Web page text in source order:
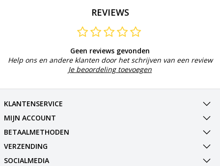
REVIEWS
Geen reviews gevonden
Help ons en andere klanten door het schrijven van een review
Je beoordeling toevoegen
KLANTENSERVICE
MIJN ACCOUNT
BETAALMETHODEN
VERZENDING
SOCIALMEDIA